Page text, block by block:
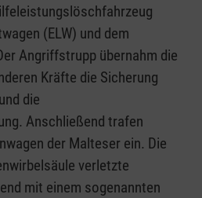
(ELW) und dem
Angriffstrupp übernahm die
Kräfte die Sicherung
die
Anschließend trafen
der Malteser ein. Die
verletzte
mit einem sogenannten